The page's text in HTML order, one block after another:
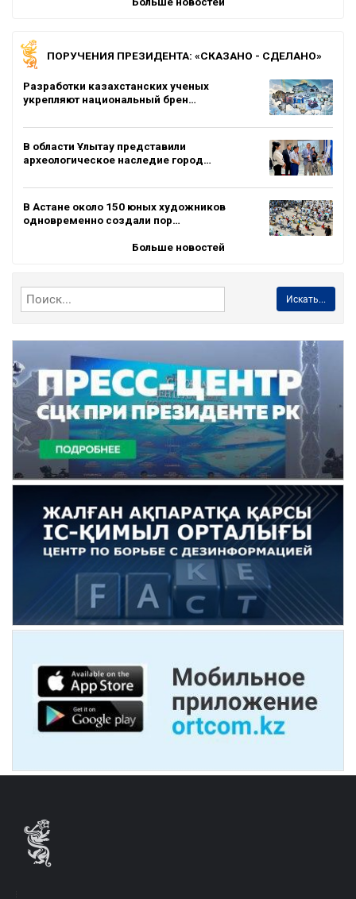
ПОРУЧЕНИЯ ПРЕЗИДЕНТА: «СКАЗАНО - СДЕЛАНО»
Разработки казахстанских ученых
укрепляют национальный брен…
В области Ұлытау представили
археологическое наследие город…
В Астане около 150 юных художников
одновременно создали пор…
Больше новостей
Искать...